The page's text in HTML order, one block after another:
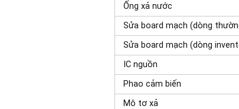
Ống xả nước
Sửa board mạch (dòng
Sửa board mạch (dòng
IC nguồn
Phao cảm biến
Mô tơ xả